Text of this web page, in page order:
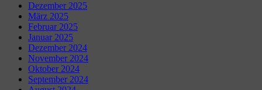
Dezember 2025
März 2025
Februar 2025
Januar 2025
Dezember 2024
November 2024
Oktober 2024
September 2024